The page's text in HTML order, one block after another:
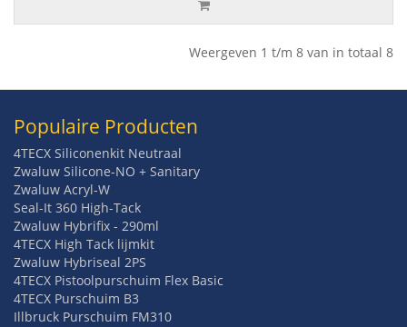
Weergeven 1 t/m 8 van in totaal 8
Populaire Producten
4TECX Siliconenkit Neutraal
Zwaluw Silicone-NO + Sanitary
Zwaluw Acryl-W
Seal-It 360 High-Tack
Zwaluw Hybrifix - 290ml
4TECX High Tack lijmkit
Zwaluw Hybriseal 2PS
4TECX Pistoolpurschuim Flex Basic
4TECX Purschuim B3
Illbruck Purschuim FM310